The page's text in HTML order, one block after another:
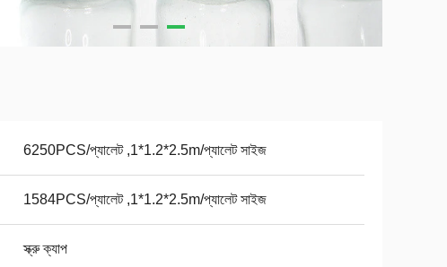
6250PCS/প্যালেট ,1*1.2*2.5m/প্যালেট সাইজ
1584PCS/প্যালেট ,1*1.2*2.5m/প্যালেট সাইজ
স্ক্রু ক্যাপ